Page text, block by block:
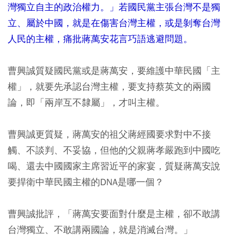
灣獨立自主的政治權力。」若國民黨主張台灣不是獨
立、屬於中國，就是在傷害台灣主權，或是剝奪台灣
人民的主權，痛批蔣萬安花言巧語逃避問題。
曹興誠質疑國民黨或是蔣萬安，要維護中華民國「主
權」，就要先承認台灣主權，要支持蔡英文的兩國
論，即「兩岸互不隸屬」，才叫主權。
曹興誠更質疑，蔣萬安的祖父蔣經國要求對中不接
觸、不談判、不妥協，但他的父親蔣孝嚴跑到中國吃
喝、還去中國國家主席習近平的家宴，質疑蔣萬安說
要捍衛中華民國主權的DNA是哪一個？
曹興誠批評，「蔣萬安要面對什麼是主權，卻不敢講
台灣獨立、不敢講兩國論，就是消滅台灣。」